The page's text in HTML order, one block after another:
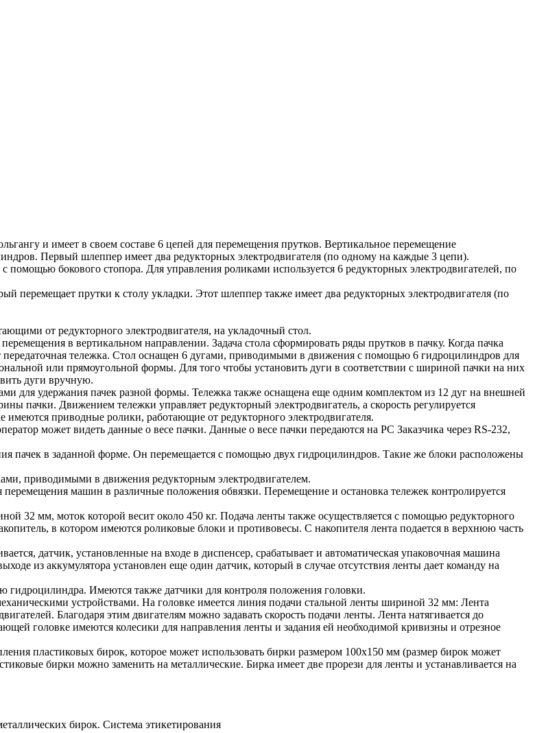
и имеет в своем составе 6 цепей для перемещения прутков. Вертикальное перемещение
Первый шлеппер имеет два редукторных электродвигателя (по одному на каждые 3 цепи).
помощью бокового стопора. Для управления роликами используется 6 редукторных электродвигателей, по
перемещает прутки к столу укладки. Этот шлеппер также имеет два редукторных электродвигателя (по
от редукторного электродвигателя, на укладочный стол.
в вертикальном направлении. Задача стола сформировать ряды прутков в пачку. Когда пачка
передаточная тележка. Стол оснащен 6 дугами, приводимыми в движения с помощью 6 гидроцилиндров для
или прямоугольной формы. Для того чтобы установить дуги в соответствии с шириной пачки на них
дуги вручную.
для удержания пачек разной формы. Тележка также оснащена еще одним комплектом из 12 дуг на внешней
пачки. Движением тележки управляет редукторный электродвигатель, а скорость регулируется
приводные ролики, работающие от редукторного электродвигателя.
может видеть данные о весе пачки. Данные о весе пачки передаются на PC Заказчика через RS-232,
пачек в заданной форме. Он перемещается с помощью двух гидроцилиндров. Такие же блоки расположены
приводимыми в движения редукторным электродвигателем.
машин в различные положения обвязки. Перемещение и остановка тележек контролируется
32 мм, моток которой весит около 450 кг. Подача ленты также осуществляется с помощью редукторного
в котором имеются роликовые блоки и противовесы. С накопителя лента подается в верхнюю часть
датчик, установленные на входе в диспенсер, срабатывает и автоматическая упаковочная машина
из аккумулятора установлен еще один датчик, который в случае отсутствия ленты дает команду на
Имеются также датчики для контроля положения головки.
устройствами. На головке имеется линия подачи стальной ленты шириной 32 мм: Лента
Благодаря этим двигателям можно задавать скорость подачи ленты. Лента натягивается до
головке имеются колесики для направления ленты и задания ей необходимой кривизны и отрезное
пластиковых бирок, которое может использовать бирки размером 100х150 мм (размер бирок может
бирки можно заменить на металлические. Бирка имеет две прорези для ленты и устанавливается на
бирок. Система этикетирования